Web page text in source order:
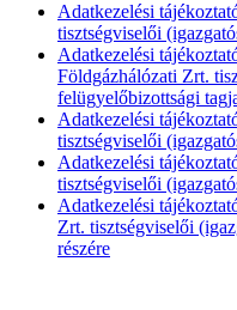
Adatkezelési
tisztségviselői
Adatkezelési
Földgázhálózati Zrt.
felügyelőbizottsági
Adatkezelési
tisztségviselői
Adatkezelési
tisztségviselői
Adatkezelési
Zrt. tisztségviselői
részére